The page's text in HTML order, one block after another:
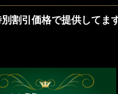
割引価格で提供してま